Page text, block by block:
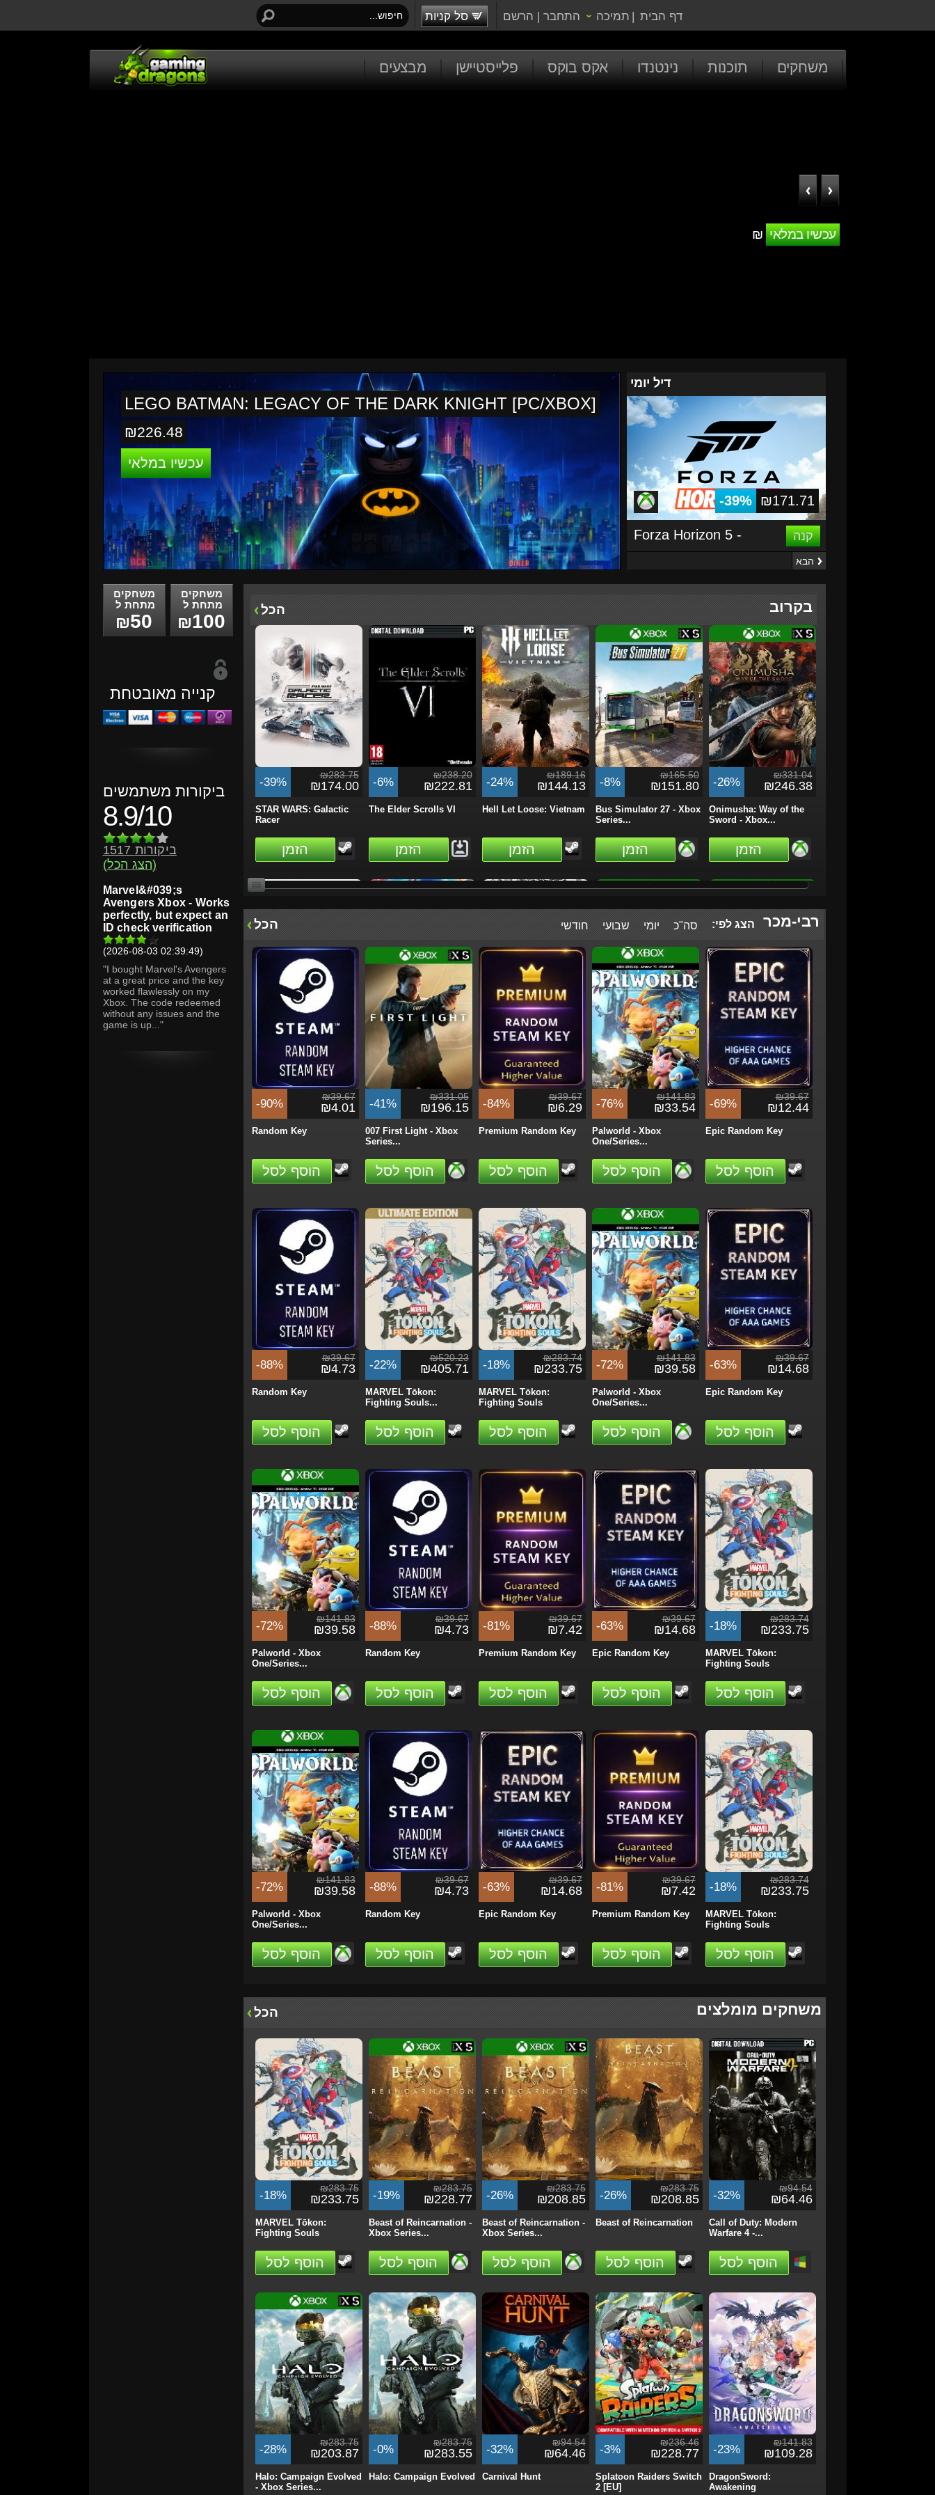
עכשיו במלאי ₪
דף הבית | תמיכה התחבר | הרשם סל קניות
מבצעים פלייסטיישן אקס בוקס נינטנדו תוכנות משחקים
LEGO BATMAN: LEGACY OF THE DARK KNIGHT [PC/XBOX]
₪226.48
עכשיו במלאי
דיל יומי
₪171.71
-39%
Forza Horizon 5 -
Windows 10/Xbox
קנה
הבא
משחקים
מתחת ל
₪50
משחקים
מתחת ל
₪100
קנייה מאובטחת
ביקורות משתמשים
8.9/10
1517 ביקורות
(הצג הכל)
Marvel&#039;s
Avengers Xbox - Works
perfectly, but expect an
ID check verification
(2026-08-03 02:39:49)
"I bought Marvel's Avengers
at a great price and the key
worked flawlessly on my
Xbox. The code redeemed
without any issues and the
game is up..."
בקרוב הכל
-39% ₪283.75
₪174.00
STAR WARS: Galactic
Racer
הזמן
-6% ₪238.20
₪222.81
The Elder Scrolls VI
הזמן
-24% ₪189.16
₪144.13
Hell Let Loose: Vietnam
הזמן
-8% ₪165.50
₪151.80
Bus Simulator 27 - Xbox
Series...
הזמן
-26% ₪331.04
₪246.38
Onimusha: Way of the
Sword - Xbox...
הזמן
-4% ₪331.04
₪318.38
Marvel’s Wolverine -
PS5 (Digital...
הזמן
-22% ₪283.75
₪221.50
Captain Tsubasa 2:
World Fighters
הזמן
-32% ₪283.75
₪193.91
Warhammer 40,000:
Dawn of War IV
הזמן
-20% ₪283.75
₪226.48
Captain Tsubasa 2:
World Fighters -...
הזמן
-9% ₪129.19
Minecraft Dungeons II -
Xbox Series...
הזמן
-1% ₪378.33
₪373.14
Grand Theft Auto VI
(GTA 6) - PS5...
-15% ₪472.95
₪403.02
Grand Theft Auto VI
(GTA 6) -...
-5% ₪331.04
₪313.40
Call of Duty: Modern
Warfare 4 -...
-20% ₪189.16
₪151.80
Hell Let Loose: Vietnam
- Xbox...
₪283.75
₪164.04
STAR WARS: Galactic
Racer - Xbox...
רבי-מכר הצג לפי: סה"כ יומי שבועי חודשי הכל
-90% ₪39.67
₪4.01
Random Key
הוסף לסל
-41% ₪331.05
₪196.15
007 First Light - Xbox
Series...
הוסף לסל
-84% ₪39.67
₪6.29
Premium Random Key
הוסף לסל
-76% ₪141.83
₪33.54
Palworld - Xbox
One/Series...
הוסף לסל
-69% ₪39.67
₪12.44
Epic Random Key
הוסף לסל
-88% ₪39.67
₪4.73
Random Key
הוסף לסל
-22% ₪520.23
₪405.71
MARVEL Tōkon:
Fighting Souls...
הוסף לסל
-18% ₪283.74
₪233.75
MARVEL Tōkon:
Fighting Souls
הוסף לסל
-72% ₪141.83
₪39.58
Palworld - Xbox
One/Series...
הוסף לסל
-63% ₪39.67
₪14.68
Epic Random Key
הוסף לסל
-72% ₪141.83
₪39.58
Palworld - Xbox
One/Series...
הוסף לסל
-88% ₪39.67
₪4.73
Random Key
הוסף לסל
-81% ₪39.67
₪7.42
Premium Random Key
הוסף לסל
-63% ₪39.67
₪14.68
Epic Random Key
הוסף לסל
-18% ₪283.74
₪233.75
MARVEL Tōkon:
Fighting Souls
הוסף לסל
-72% ₪141.83
₪39.58
Palworld - Xbox
One/Series...
הוסף לסל
-88% ₪39.67
₪4.73
Random Key
הוסף לסל
-63% ₪39.67
₪14.68
Epic Random Key
הוסף לסל
-81% ₪39.67
₪7.42
Premium Random Key
הוסף לסל
-18% ₪283.74
₪233.75
MARVEL Tōkon:
Fighting Souls
הוסף לסל
משחקים מומלצים הכל
-18% ₪283.75
₪233.75
MARVEL Tōkon:
Fighting Souls
הוסף לסל
-19% ₪283.75
₪228.77
Beast of Reincarnation -
Xbox Series...
הוסף לסל
-26% ₪283.75
₪208.85
Beast of Reincarnation -
Xbox Series...
הוסף לסל
-26% ₪283.75
₪208.85
Beast of Reincarnation
הוסף לסל
-32% ₪94.54
₪64.46
Call of Duty: Modern
Warfare 4 -...
הוסף לסל
-28% ₪283.75
₪203.87
Halo: Campaign Evolved
- Xbox Series...
-0% ₪283.75
₪283.55
Halo: Campaign Evolved
-32% ₪94.54
₪64.46
Carnival Hunt
-3% ₪236.46
₪228.77
Splatoon Raiders Switch
2 [EU]
-23% ₪141.83
₪109.28
DragonSword:
Awakening